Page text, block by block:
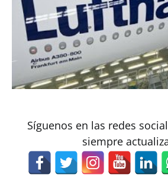
Síguenos en las redes
siempre